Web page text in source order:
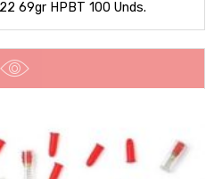
69gr HPBT 100 Unds.